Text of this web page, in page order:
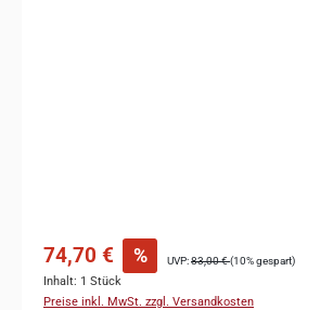
74,70 € % UVP:83,00 €(10% gespart)
Inhalt: 1 Stück
Preise inkl. MwSt. zzgl. Versandkosten